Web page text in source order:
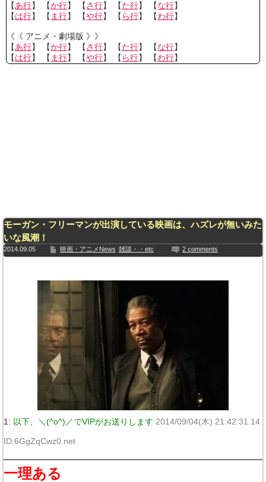
【あ行】 【か行】 【さ行】 【た行】 【な行】
【は行】 【 ま行】 【や行】 【 ら行】 【わ行】
《《 アニメ・劇場版 》》
【あ行】 【か行】 【さ行】 【た行】 【な行】
【は行】 【 ま行】 【や行】 【 ら行】 【わ行】
モーガン・フリーマンが出演している映画は、ハズレが無いみた
いな風潮！
2014.09.05 映画・アニメNews 雑談・・etc 2 comments
1: 以下、＼(^o^)／でVIPがお送りします 2014/09/04(木) 21:42:31.14
ID:6GgZqCwz0.net
一理ある